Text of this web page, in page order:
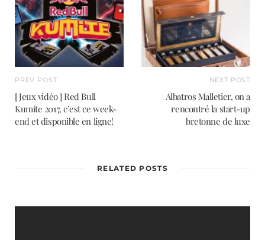
PREV POST
[ Jeux vidéo ] Red Bull
Kumite 2017, c’est ce week-
end et disponible en ligne!
NEXT POST
Albatros Malletier, on a
rencontré la start-up
bretonne de luxe
RELATED POSTS